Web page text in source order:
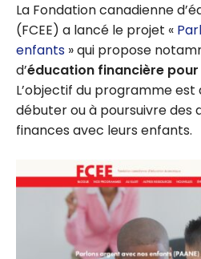
La Fondation canadienne
(FCEE) a lancé le projet «
enfants » qui propose
d’éducation financière
L’objectif du programme est
débuter ou à poursuivre des
finances avec leurs enfants.